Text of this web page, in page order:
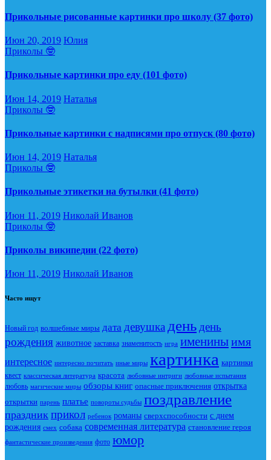
Прикольные рисованные картинки про школу (37 фото)
Июн 20, 2019 Юлия
Приколы 🤓
Прикольные картинки про еду (101 фото)
Июн 14, 2019 Наталья
Приколы 🤓
Прикольные картинки с надписями про отпуск (80 фото)
Июн 14, 2019 Наталья
Приколы 🤓
Прикольные этикетки на бутылки (41 фото)
Июн 11, 2019 Николай Иванов
Приколы 🤓
Приколы википедии (22 фото)
Июн 11, 2019 Николай Иванов
Часто ищут
Новый год волшебные миры дата девушка день день
рождения животное заставка знаменитость игра имениныимя
интересное интересно почитать иные миры картинка картинки
квест классическая литература красота любовные интриги любовные испытания
любовь магические миры обзоры книг опасные приключения открытка
открытки парень платье повороты судьбы поздравление
праздник прикол ребенок романы сверхспособности с днем
рождения смех собака современная литература становление героя
фантастические произведения фото юмор